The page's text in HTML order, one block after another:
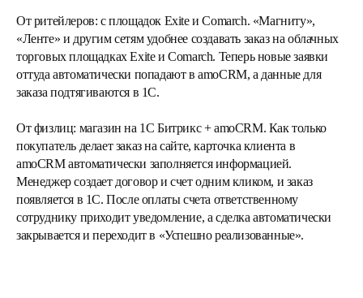
От ритейлеров: с площадок Exite и Comarch. «Магниту»,
«Ленте» и другим сетям удобнее создавать заказ на облачных
торговых площадках Exite и Comarch. Теперь новые заявки
оттуда автоматически попадают в amoCRM, а данные для
заказа подтягиваются в 1С.
От физлиц: магазин на 1С Битрикс + amoCRM. Как только
покупатель делает заказ на сайте, карточка клиента в
amoCRM автоматически заполняется информацией.
Менеджер создает договор и счет одним кликом, и заказ
появляется в 1С. После оплаты счета ответственному
сотруднику приходит уведомление, а сделка автоматически
закрывается и переходит в «Успешно реализованные».